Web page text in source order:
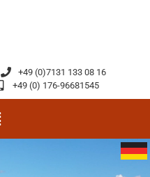
+49 (0)7131 133 08 16
+49 (0) 176-96681545